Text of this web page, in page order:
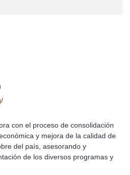
con el proceso de consolidación
y mejora de la calidad de
del país, asesorando y
de los diversos programas y